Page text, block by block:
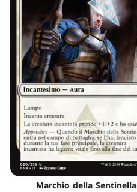
Marchio della Sentinella